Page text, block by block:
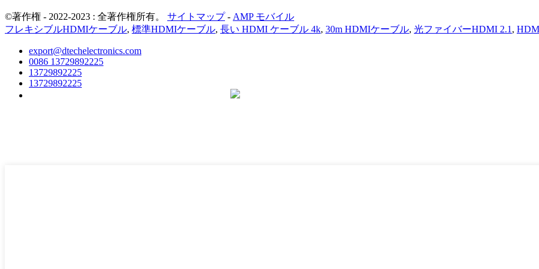
©著作権 - 2022-2023 : 全著作権所有。 サイトマップ- AMP モバイル
フレキシブルHDMIケーブル, 標準HDMIケーブル, 長い HDMI ケーブル 4k, 30m HDMIケーブル, 光ファイバーHDMI 2.1 ,
export@dtechelectronics.com
0086 13729892225
13729892225
13729892225